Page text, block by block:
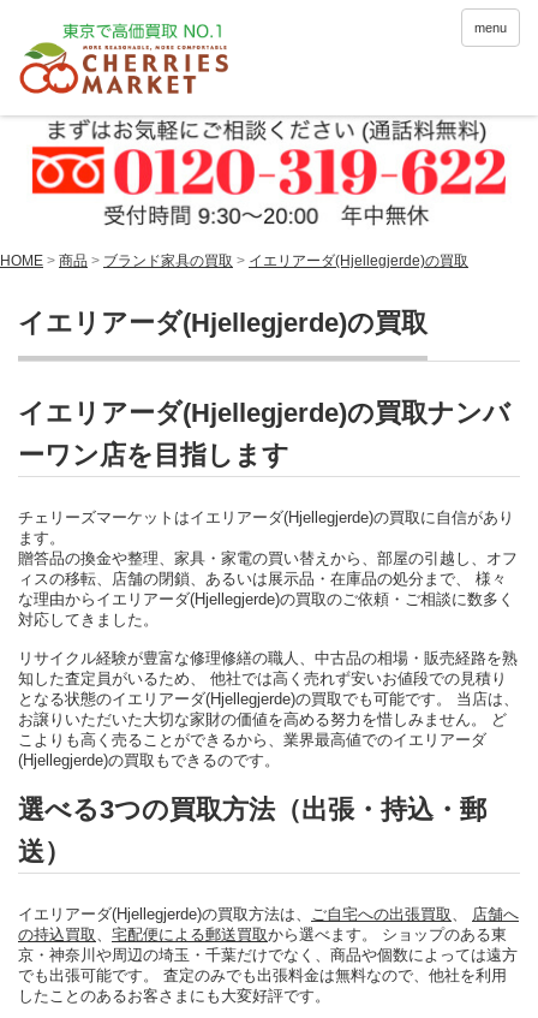
menu
HOME > 商品 > ブランド家具の買取 > イエリアーダ(Hjellegjerde)の買取
イエリアーダ(Hjellegjerde)の買取
イエリアーダ(Hjellegjerde)の買取ナンバ
ーワン店を目指します
チェリーズマーケットはイエリアーダ(Hjellegjerde)の買取に自信があり
ます。
贈答品の換金や整理、家具・家電の買い替えから、部屋の引越し、オフ
ィスの移転、店舗の閉鎖、あるいは展示品・在庫品の処分まで、 様々
な理由からイエリアーダ(Hjellegjerde)の買取のご依頼・ご相談に数多く
対応してきました。
リサイクル経験が豊富な修理修繕の職人、中古品の相場・販売経路を熟
知した査定員がいるため、 他社では高く売れず安いお値段での見積り
となる状態のイエリアーダ(Hjellegjerde)の買取でも可能です。 当店は、
お譲りいただいた大切な家財の価値を高める努力を惜しみません。 ど
こよりも高く売ることができるから、業界最高値でのイエリアーダ
(Hjellegjerde)の買取もできるのです。
選べる3つの買取方法（出張・持込・郵
送）
イエリアーダ(Hjellegjerde)の買取方法は、 ご自宅への出張買取
店舗へ
の持込買取
宅配便による郵送買取から選べます。 ショップのある東
京・神奈川や周辺の埼玉・千葉だけでなく、商品や個数によっては遠方
でも出張可能です。 査定のみでも出張料金は無料なので、他社を利用
したことのあるお客さまにも大変好評です。